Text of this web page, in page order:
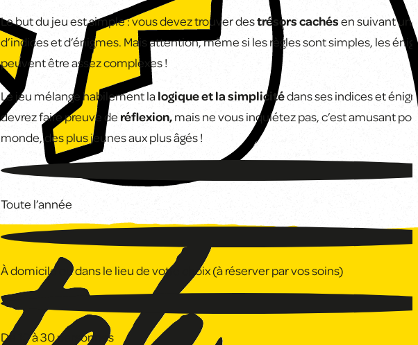
Le but du jeu est simple : vous devez trouver destrésors cachésen suivant
d’indices et d’énigmes. Mais attention, même si les règles sont simples, les
peuvent être assez complexes !
Le jeu mélange habilement lalogique et la simplicitédans ses indices et
devrez faire preuve de réflexion,mais ne vous inquiétez pas, c’est amusant
monde, des plus jeunes aux plus âgés !
Toute l’année
À domicile ou dans le lieu de votre choix (à réserver par vos soins)
De 10 à 30 personnes